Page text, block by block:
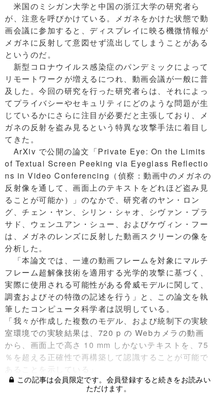
米国のミシガン大学と中国の浙江大学の研究者ら
が、注意を呼びかけている。メガネをかけた状態で動
画会議に参加すると、ディスプレイに映る機微情報が
メガネに反射して意図せず流出してしまうことがある
というのだ。
新型コロナウイルス感染症のパンデミックによって
リモートワークが増えるにつれ、動画会議が一般に普
及した。今回の研究を行った研究者らは、それによっ
てプライバシーやセキュリティにどのような問題が生
じているかにさらに注目が必要だと主張しており、メ
ガネの反射を盗み見るという特異な攻撃手法に着目し
てきた。
ArXiv で公開の論文「Private Eye: On the Limits
of Textual Screen Peeking via Eyeglass Reflectio
ns in Video Conferencing（偵察：動画中のメガネの
反射像を通して、画面上のテキストをどれほど盗み見
ることが可能か）」のなかで、研究者のヤン・ロン
グ、チェン・ヤン、シリン・シャオ、シヴァン・プラ
サド、ウェンユアン・シュー、およびケヴィン・フー
は、メガネのレンズに反射した動画スクリーンの像を
分析した。
「本論文では、一連の動画フレームを対象にマルチ
フレーム超解像技術を適用する光学的攻撃に基づく、
実際に使用される可能性がある脅威モデルに関して、
調査およびその特徴の記述を行う」と、この論文を執
筆したコンピュータ科学者は説明している。
「我々が作成した複数のモデル、および統制下の実験
室環境での実験結果は、720 p の Webカメラの動画
から、画面上で高さ 10 mm しかないテキストを、75
％を超える正確性で再構築して認識することが可能で
あることを示している」
この記事は会員限定です。会員登録すると続きをお読みい
ただけます。